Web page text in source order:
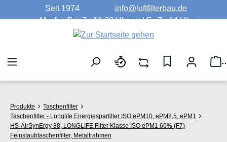
Zum Hauptinhalt springen
Seit 1974
info@luftfilterbau.de
Mo. bis Do. 7 - 16:30 Uhr und Fr. 7 - 14 Uhr
Produkte
Taschenfilter
Taschenfilter - Longlife Energiesparfilter ISO ePM10, ePM2,5, ePM1
HS-AirSynErgy 88, LONGLIFE Filter Klasse ISO ePM1 60% (F7)
Feinstaubtaschenfilter, Metallrahmen